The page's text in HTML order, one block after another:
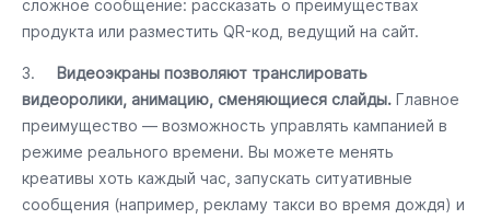
сложное сообщение: рассказать о преимуществах
продукта или разместить QR-код, ведущий на сайт.
3. Видеоэкраны позволяют транслировать
видеоролики, анимацию, сменяющиеся слайды. Главное
преимущество — возможность управлять кампанией в
режиме реального времени. Вы можете менять
креативы хоть каждый час, запускать ситуативные
сообщения (например, рекламу такси во время дождя) и